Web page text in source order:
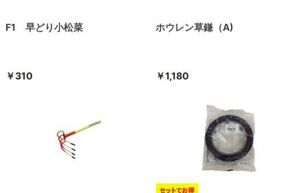
F1 早どり小松菜
￥310
ホウレン草鎌（A)
￥1,180